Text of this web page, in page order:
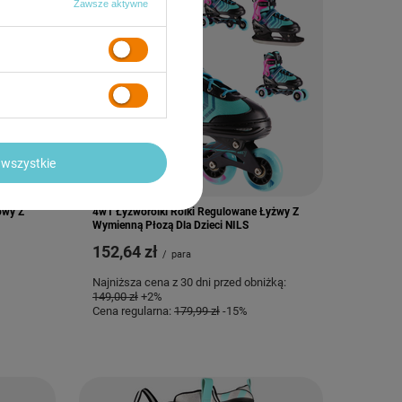
Z
4w1 Łyżworolki Rolki Regulowane Łyżwy Z
Wymienną Płozą Dla Dzieci NILS
152,64 zł / para
Najniższa cena z 30 dni przed obniżką:
149,00 zł +2%
Cena regularna: 179,99 zł -15%
Zawsze aktywne